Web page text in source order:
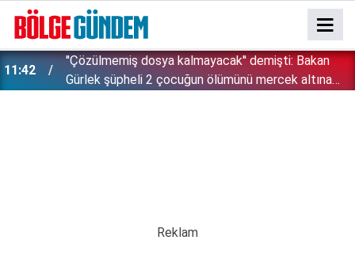
11:42
''Çözülmemiş dosya kalmayacak'' demişti: Bakan
Gürlek şüpheli 2 çocuğun ölümünü mercek altına